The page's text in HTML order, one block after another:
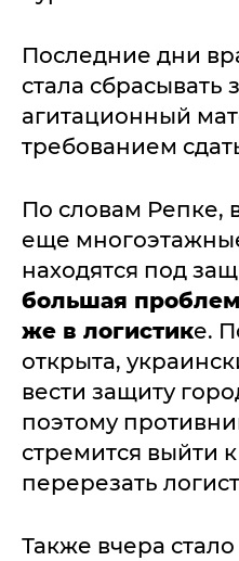
Последние дни
стала
агитационный
требованием
По словам Репке,
еще
находятся под
большая
же в логистике.
открыта,
вести защиту
поэтому
стремится выйти
перерезать
Также вчера